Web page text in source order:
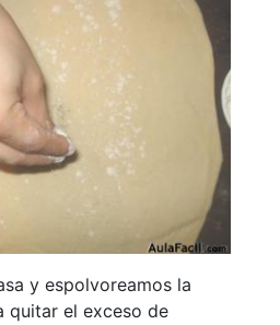
y espolvoreamos la
quitar el exceso de